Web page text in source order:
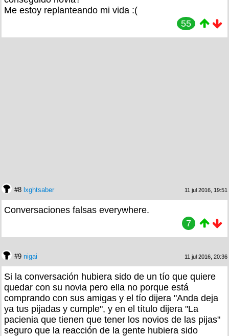
Me estoy replanteando mi vida :(
55
#8 lxghtsaber 11 jul 2016, 19:51
Conversaciones falsas everywhere.
7
#9 nigai 11 jul 2016, 20:36
Si la conversación hubiera sido de un tío que quiere
quedar con su novia pero ella no porque está
comprando con sus amigas y el tío dijera "Anda deja
ya tus pijadas y cumple", y en el título dijera "La
pacienia que tienen que tener los novios de las pijas"
seguro que la reacción de la gente hubiera sido